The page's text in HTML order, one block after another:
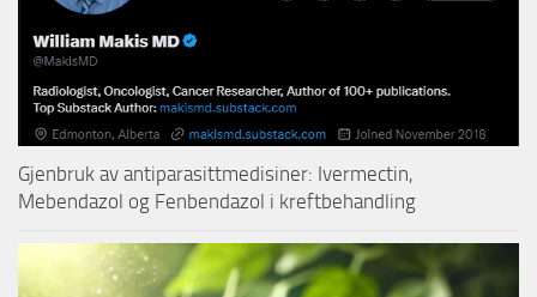
Gjenbruk av antiparasittmedisiner: Ivermectin,
Mebendazol og Fenbendazol i kreftbehandling